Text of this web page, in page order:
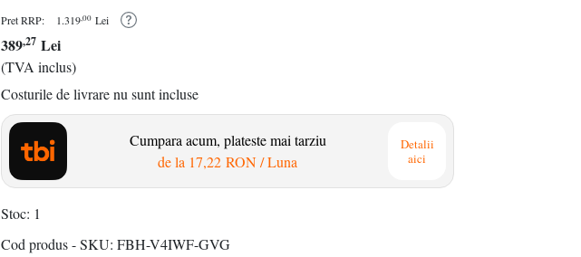
Pret RRP: 1.319,00 Lei
389,27 Lei
(TVA inclus)
Costurile de livrare nu sunt incluse
Cumpara acum, plateste mai tarziu
de la 17,22 RON/ Luna
Detalii
aici
Stoc 1
Cod produs - SKU FBH-V4IWF-GVG